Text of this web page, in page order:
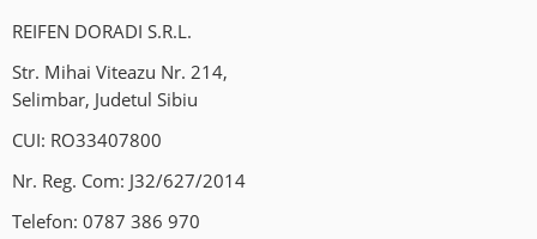
REIFEN DORADI S.R.L.
Str. Mihai Viteazu Nr. 214,
Selimbar, Judetul Sibiu
CUI: RO33407800
Nr. Reg. Com: J32/627/2014
Telefon: 0787 386 970